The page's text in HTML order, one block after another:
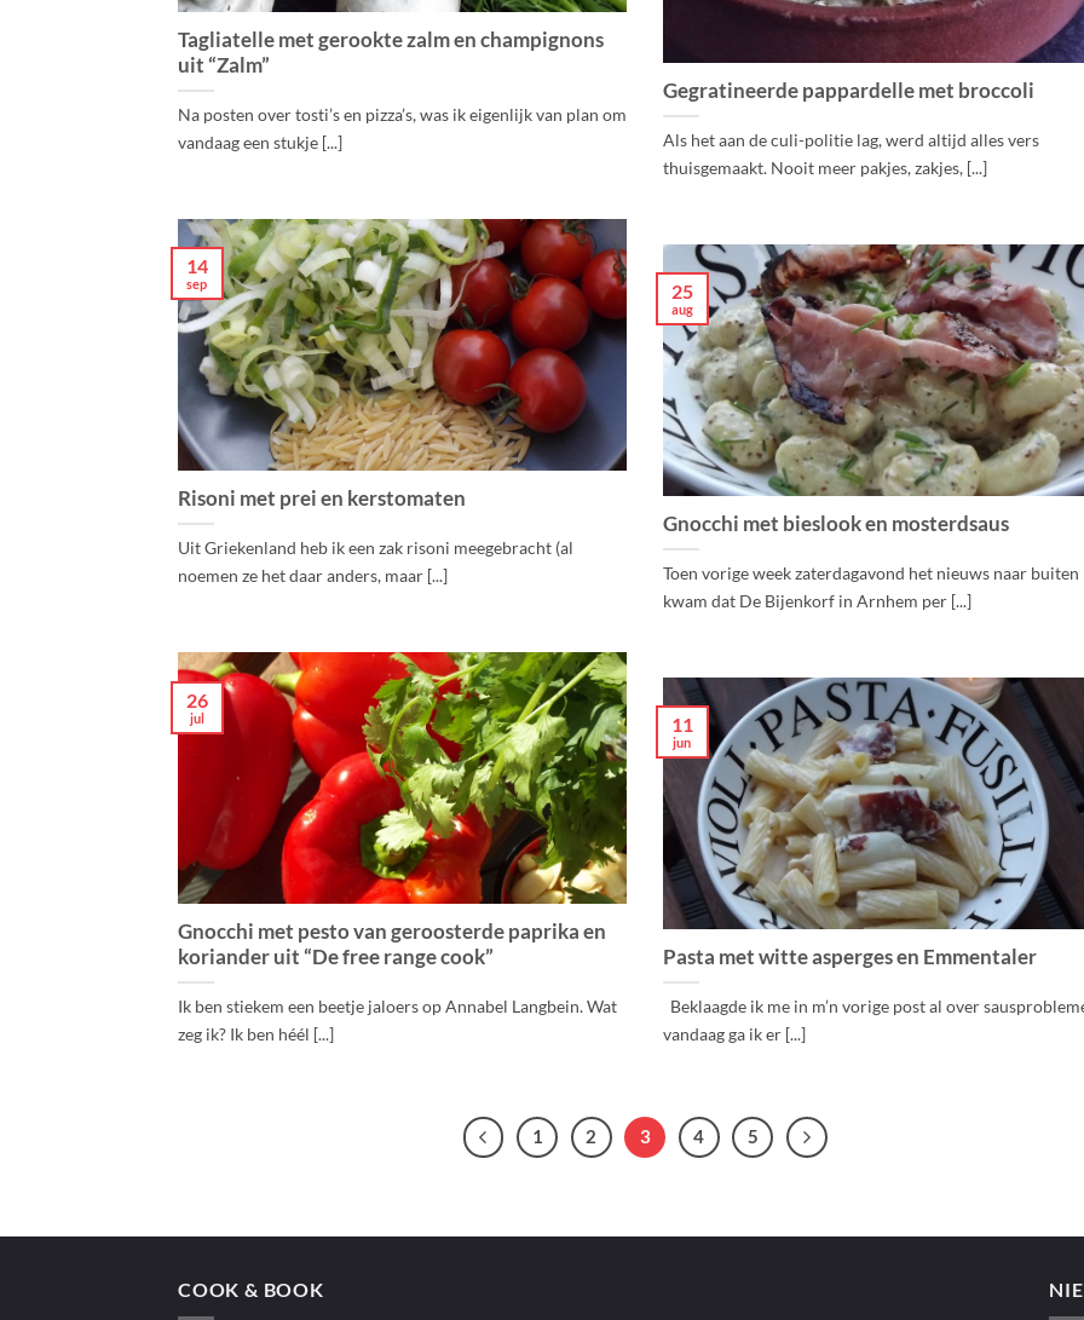
Tagliatelle met gerookte zalm en champignons
uit “Zalm”
Na posten over tosti’s en pizza’s, was ik eigenlijk van plan om
vandaag een stukje [...]
Gegratineerde pappardelle met broccoli
Als het aan de culi-politie lag, werd altijd alles vers
thuisgemaakt. Nooit meer pakjes, zakjes, [...]
Risoni met prei en kerstomaten
Uit Griekenland heb ik een zak risoni meegebracht (al
noemen ze het daar anders, maar [...]
14
sep
Gnocchi met bieslook en mosterdsaus
Toen vorige week zaterdagavond het nieuws naar buiten
kwam dat De Bijenkorf in Arnhem per [...]
25
aug
Gnocchi met pesto van geroosterde paprika en
koriander uit “De free range cook”
Ik ben stiekem een beetje jaloers op Annabel Langbein. Wat
zeg ik? Ik ben héél [...]
26
jul
Pasta met witte asperges en Emmentaler
Beklaagde ik me in m’n vorige post al over
vandaag ga ik er [...]
11
jun
1 2 3 4 5
COOK & BOOK